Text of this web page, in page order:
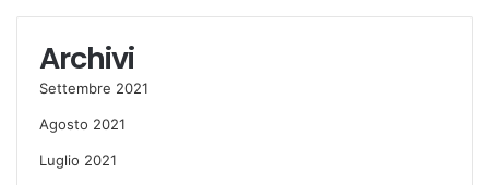
Archivi
Settembre 2021
Agosto 2021
Luglio 2021